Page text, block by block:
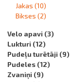
Jakas (10)
Bikses (2)
Velo apavi (3)
Lukturi (12)
Pudeļu turētāji (9)
Pudeles (12)
Zvaniņi (9)